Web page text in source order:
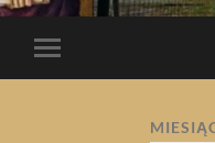
Toggle
mobile